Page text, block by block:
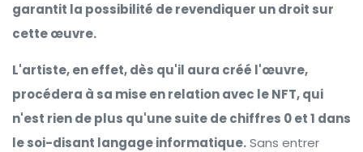
garantit la possibilité de revendiquer un droit sur
cette œuvre.
L'artiste, en effet, dès qu'il aura créé l'œuvre,
procédera à sa mise en relation avec le NFT, qui
n'est rien de plus qu'une suite de chiffres 0 et 1 dans
le soi-disant langage informatique.Sans entrer